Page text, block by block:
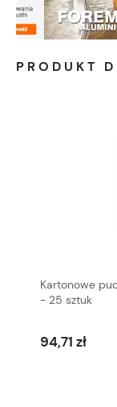
PRODUKT
Kartonowe
- 25 sztuk
94,71 zł